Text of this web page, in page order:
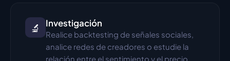
🔬 Investigación
Realice backtesting de señales sociales,
analice redes de creadores o estudie la
relación entre el sentimiento y el precio.